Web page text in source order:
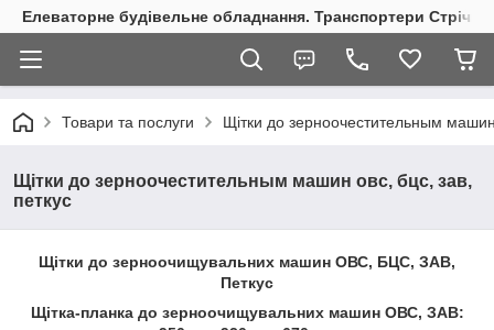
Елеваторне будівельне обладнання. Транспортери
Товари та послуги Щітки до зерноочестительным
Щітки до зерноочестительным машин овс, бцс, зав,
петкус
Щітки до зерноочищувальних машин ОВС, БЦС, ЗАВ,
Петкус
Щітка-планка до зерноочищувальних машин ОВС, ЗАВ: